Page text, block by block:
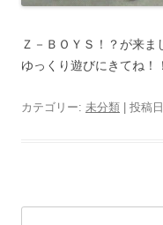
Ｚ－ＢＯＹＳ！？が来
ゆっくり遊びにきてね！！
カテゴリー: 未分類 | 投稿